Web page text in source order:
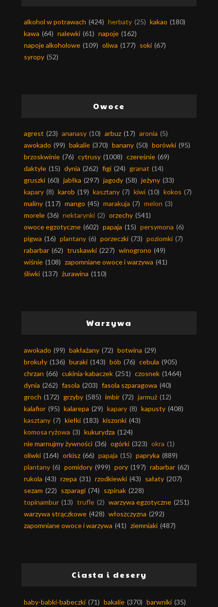
alkohol w potrawach (424) herbaty (25) kakao (180)
kawa (64) nalewki (61) napoje (162)
napoje alkoholowe (109) oliwa (177) soki (67)
syropy (52)
Owoce
agrest (23) ananasy (10) arbuz (17) aronia (5)
awokado (99) bakalie (370) banany (50) borówki (95)
brzoskwinie (76) cytrusy (1008) czereśnie (69)
daktyle (15) dynia (262) figi (24) granat (14)
gruszki (60) jabłka (297) jagody (58) jeżyny (33)
kapary (8) karob (19) kasztany (7) kiwi (10) kokos (7)
maliny (117) mango (45) marakuja (7) melon (3)
morele (36) nektarynki (2) orzechy (541)
owoce egzotyczne (602) papaja (15) persymona (6)
pigwa (16) plantany (6) porzeczki (73) poziomki (7)
rabarbar (62) truskawki (227) winogrono (49)
wiśnie (108) zapomniane owoce i warzywa (41)
śliwki (137) żurawina (110)
Warzywa
awokado (99) bakłażany (72) botwina (29)
brokuły (136) buraki (143) bób (76) cebula (905)
chrzan (66) cukinia-kabaczek (251) czosnek (1464)
dynia (262) fasola (203) fasola szparagowa (40)
groch (172) grzyby (585) imbir (72) jarmuż (12)
kalafior (95) kalarepa (29) kapary (8) kapusty (408)
kasztany (7) kiełki (183) kiszonki (43)
komosa ryżowa (3) kukurydza (124)
nie marnujmy żywności (36) ogórki (323) okra (1)
oliwki (164) orkisz (66) papaja (15) papryka (889)
plantany (6) pomidory (999) pory (197) rabarbar (62)
rukola (43) rzepa (31) rzodkiewki (43) sałaty (207)
sezam (22) szparagi (74) szpinak (228)
topinambur (13) trufle (2) warzywa egzotyczne (251)
warzywa strączkowe (428) włoszczyzna (292)
zapomniane owoce i warzywa (41) ziemniaki (487)
Ciasta i desery
baby-babki-babeczki (71) bakalie (370) barwniki (35)